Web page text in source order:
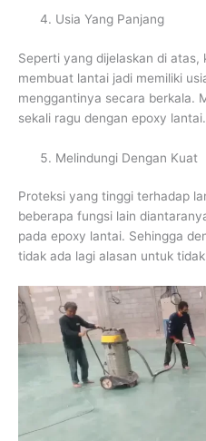
Usia Yang Panjang
Seperti yang dijelaskan di atas,
membuat lantai jadi memiliki
menggantinya secara berkala.
sekali ragu dengan epoxy lantai.
Melindungi Dengan Kuat
Proteksi yang tinggi terhadap
beberapa fungsi lain
pada epoxy lantai. Sehingga
tidak ada lagi alasan untuk